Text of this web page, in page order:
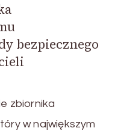
bezpiecznego
zbiornika
w największym